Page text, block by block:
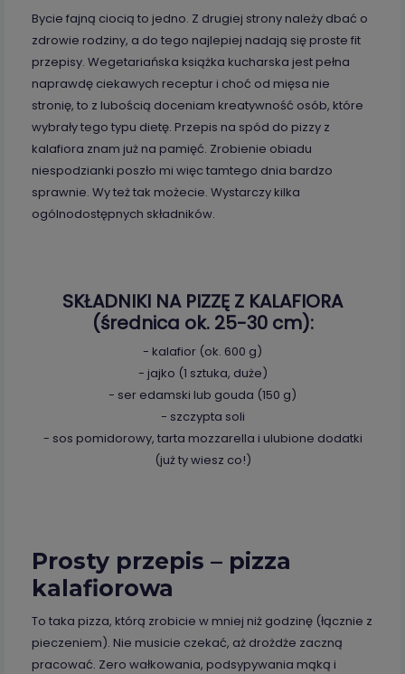
Bycie fajną ciocią to jedno. Z drugiej strony należy dbać o
zdrowie rodziny, a do tego najlepiej nadają się proste fit
przepisy. Wegetariańska książka kucharska jest pełna
naprawdę ciekawych receptur i choć od mięsa nie
stronię, to z lubością doceniam kreatywność osób, które
wybrały tego typu dietę. Przepis na spód do pizzy z
kalafiora znam już na pamięć. Zrobienie obiadu
niespodzianki poszło mi więc tamtego dnia bardzo
sprawnie. Wy też tak możecie. Wystarczy kilka
ogólnodostępnych składników.
SKŁADNIKI NA PIZZĘ Z KALAFIORA
(średnica ok. 25-30 cm):
- kalafior (ok. 600 g)
- jajko (1 sztuka, duże)
- ser edamski lub gouda (150 g)
- szczypta soli
- sos pomidorowy, tarta mozzarella i ulubione dodatki
(już ty wiesz co!)
Prosty przepis – pizza
kalafiorowa
To taka pizza, którą zrobicie w mniej niż godzinę (łącznie z
pieczeniem). Nie musicie czekać, aż drożdże zaczną
pracować. Zero wałkowania, podsypywania mąką i